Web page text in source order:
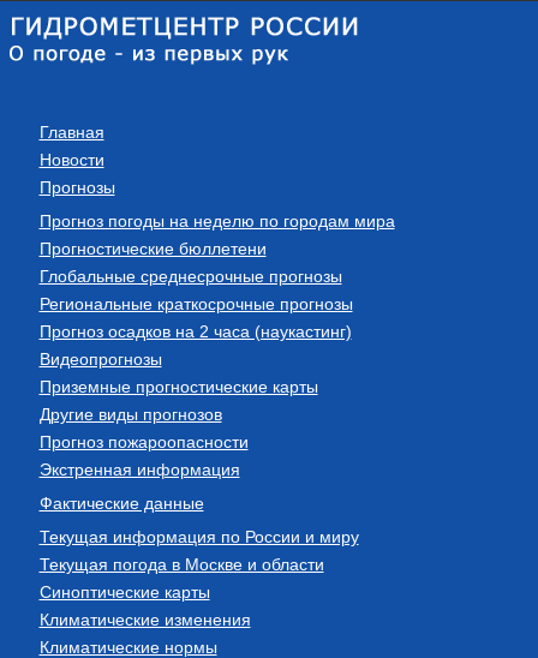
Главная
Новости
Прогнозы
Прогноз погоды на неделю по городам мира
Прогностические бюллетени
Глобальные среднесрочные прогнозы
Региональные краткосрочные прогнозы
Прогноз осадков на 2 часа (наукастинг)
Видеопрогнозы
Приземные прогностические карты
Другие виды прогнозов
Прогноз пожароопасности
Экстренная информация
Фактические данные
Текущая информация по России и миру
Текущая погода в Москве и области
Синоптические карты
Климатические изменения
Климатические нормы